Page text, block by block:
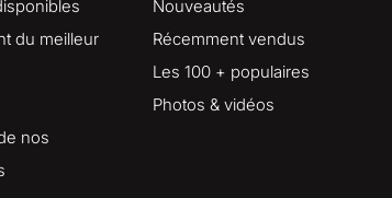
du meilleur
nos
Nouveautés
Récemment vendus
Les 100 + populaires
Photos & vidéos